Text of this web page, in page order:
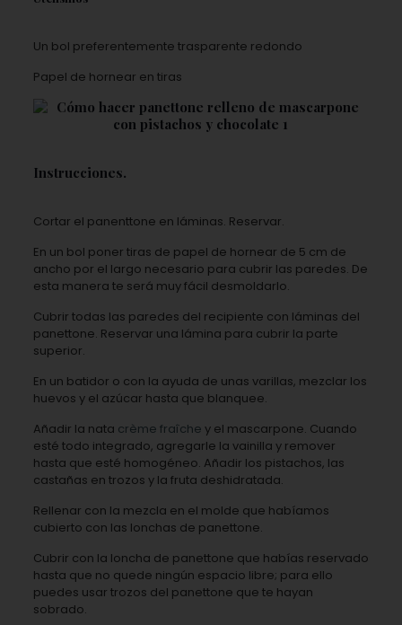
Un bol preferentemente trasparente redondo
Papel de hornear en tiras
Instrucciones.
Cortar el panenttone en láminas. Reservar.
En un bol poner tiras de papel de hornear de 5 cm de
ancho por el largo necesario para cubrir las paredes. De
esta manera te será muy fácil desmoldarlo.
Cubrir todas las paredes del recipiente con láminas del
panettone. Reservar una lámina para cubrir la parte
superior.
En un batidor o con la ayuda de unas varillas, mezclar los
huevos y el azúcar hasta que blanquee.
Añadir la nata crème fraîche y el mascarpone. Cuando
esté todo integrado, agregarle la vainilla y remover
hasta que esté homogéneo. Añadir los pistachos, las
castañas en trozos y la fruta deshidratada.
Rellenar con la mezcla en el molde que habíamos
cubierto con las lonchas de panettone.
Cubrir con la loncha de panettone que habías reservado
hasta que no quede ningún espacio libre; para ello
puedes usar trozos del panettone que te hayan
sobrado.